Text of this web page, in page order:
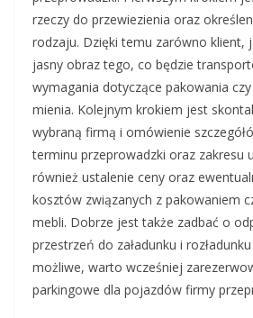
rzeczy do przewiezienia oraz
rodzaju. Dzięki temu zarówno klient,
jasny obraz tego, co będzie
wymagania dotyczące pakowania
mienia. Kolejnym krokiem jest
wybraną firmą i omówienie
terminu przeprowadzki oraz zakresu
również ustalenie ceny oraz
kosztów związanych z pakowaniem
mebli. Dobrze jest także zadbać o
przestrzeń do załadunku i
możliwe, warto wcześniej
parkingowe dla pojazdów firmy